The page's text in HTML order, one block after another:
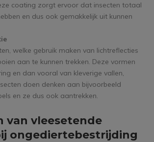
coating zorgt ervoor dat insecten totaal
en dus ook gemakkelijk uit kunnen
welke gebruik maken van lichtreflecties
aan te kunnen trekken. Deze vormen
en dan vooral van kleverige vallen,
doen denken aan bijvoorbeeld
en ze dus ook aantrekken.
van vleesetende
ongediertebestrijding